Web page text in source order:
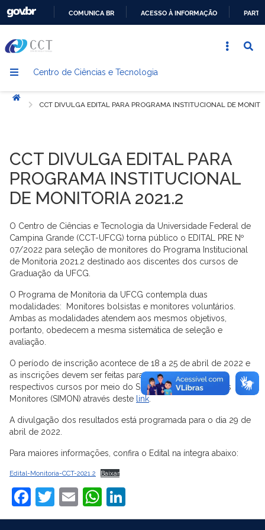
CONTEÚDO
COMUNICA BR ACESSO À INFORMAÇÃO
Centro de Ciências e Tecnologia
Início
CCT DIVULGA EDITAL PARA PROGRAMA INSTITUCIONAL DE
CCT DIVULGA EDITAL PARA
PROGRAMA INSTITUCIONAL
DE MONITORIA 2021.2
O Centro de Ciências e Tecnologia da Universidade Federal de
Campina Grande (CCT-UFCG) torna público o EDITAL PRE Nº
07/2022 para seleção de monitores do Programa Institucional
de Monitoria 2021.2 destinado aos discentes dos cursos de
Graduação da UFCG.
O Programa de Monitoria da UFCG contempla duas
modalidades: Monitores bolsistas e monitores voluntários.
Ambas as modalidades atendem aos mesmos objetivos,
portanto, obedecem a mesma sistemática de seleção e
avaliação.
O período de inscrição acontece de 18 a 25 de abril de 2022 e
as inscrições devem ser feitas para as disciplinas dos
respectivos cursos por meio do Sistema de Inscrição dos
Monitores (SIMON) através deste link.
A divulgação dos resultados está programada para o dia 29 de
abril de 2022.
Para maiores informações, confira o Edital na íntegra abaixo:
Edital-Monitoria-CCT-2021.2 Baixar
Facebook
Twitter
EmailWhatsApp